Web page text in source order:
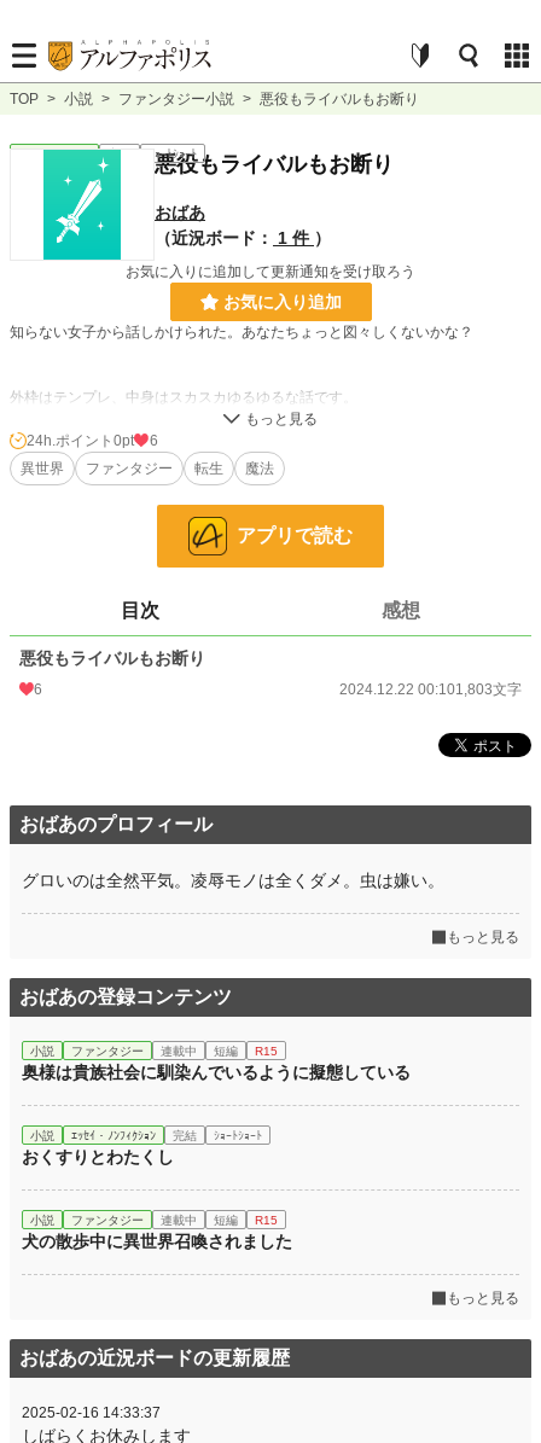
TOP > 小説 > ファンタジー小説 > 悪役もライバルもお断り
ファンタジー 完結 ｼｮｰﾄｼｮｰﾄ
悪役もライバルもお断り
おばあ
（近況ボード：
1 件 ）
お気に入りに追加して更新通知を受け取ろう
お気に入り追加
知らない女子から話しかけられた。あなたちょっと図々しくないかな？
外枠はテンプレ、中身はスカスカゆるゆるな話です。
恋愛要素はまったくありません。
小説 228,620 位 / 228,620 件
53,263 位 / 53,263 件
0 pt
文字数 1,803
更新日時
週間ポイント 21 pt (62,459 位)
年間ポイント 406 pt (108,283 位)
24h.ポイント 0pt
6
異世界
ファンタジー 転生 魔法
アプリで読む
目次 感想
悪役もライバルもお断り
6 2024.12.22 00:101,803文字
おばあのプロフィール
グロいのは全然平気。凌辱モノは全くダメ。虫は嫌い。
もっと見る
おばあの登録コンテンツ
小説 ファンタジー 連載中 短編 R15
奥様は貴族社会に馴染んでいるように擬態している
小説 ｴｯｾｲ・ﾉﾝﾌｨｸｼｮﾝ 完結 ｼｮｰﾄｼｮｰﾄ
おくすりとわたくし
小説 ファンタジー 連載中 短編 R15
犬の散歩中に異世界召喚されました
もっと見る
おばあの近況ボードの更新履歴
2025-02-16 14:33:37
しばらくお休みします